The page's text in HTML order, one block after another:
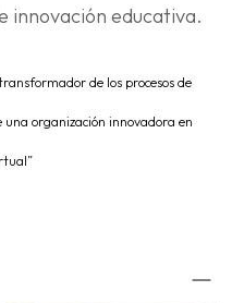
innovación educativa.
de los procesos de
una organización innovadora en